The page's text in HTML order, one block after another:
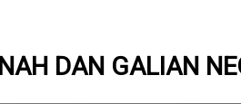
DAN GALIAN